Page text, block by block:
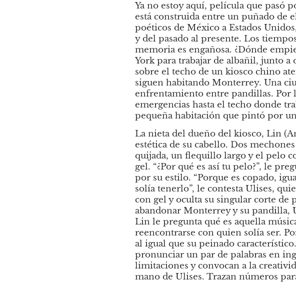
Ya no estoy aquí, película que pasó
está construida entre un puñado de
poéticos de México a Estados
y del pasado al presente. Los
memoria es engañosa. ¿Dónde
York para trabajar de albañil, junto
sobre el techo de un kiosco chino
siguen habitando Monterrey. Una
enfrentamiento entre pandillas. Por
emergencias hasta el techo donde
pequeña habitación que pintó por
La nieta del dueño del kiosco, Lin
estética de su cabello. Dos
quijada, un flequillo largo y el pelo
gel. “¿Por qué es así tu pelo?”, le
por su estilo. “Porque es copado,
solía tenerlo”, le contesta Ulises,
con gel y oculta su singular corte de
abandonar Monterrey y su pandilla,
Lin le pregunta qué es aquella
reencontrarse con quien solía ser.
al igual que su peinado
pronunciar un par de palabras en
limitaciones y convocan a la
mano de Ulises. Trazan números